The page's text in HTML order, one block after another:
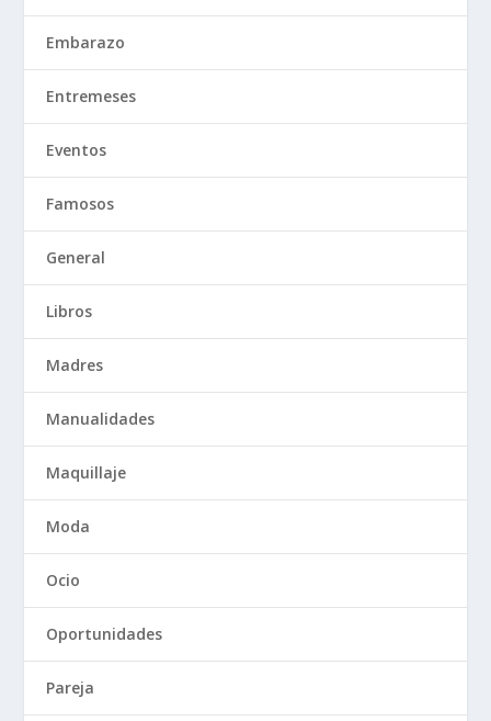
Embarazo
Entremeses
Eventos
Famosos
General
Libros
Madres
Manualidades
Maquillaje
Moda
Ocio
Oportunidades
Pareja